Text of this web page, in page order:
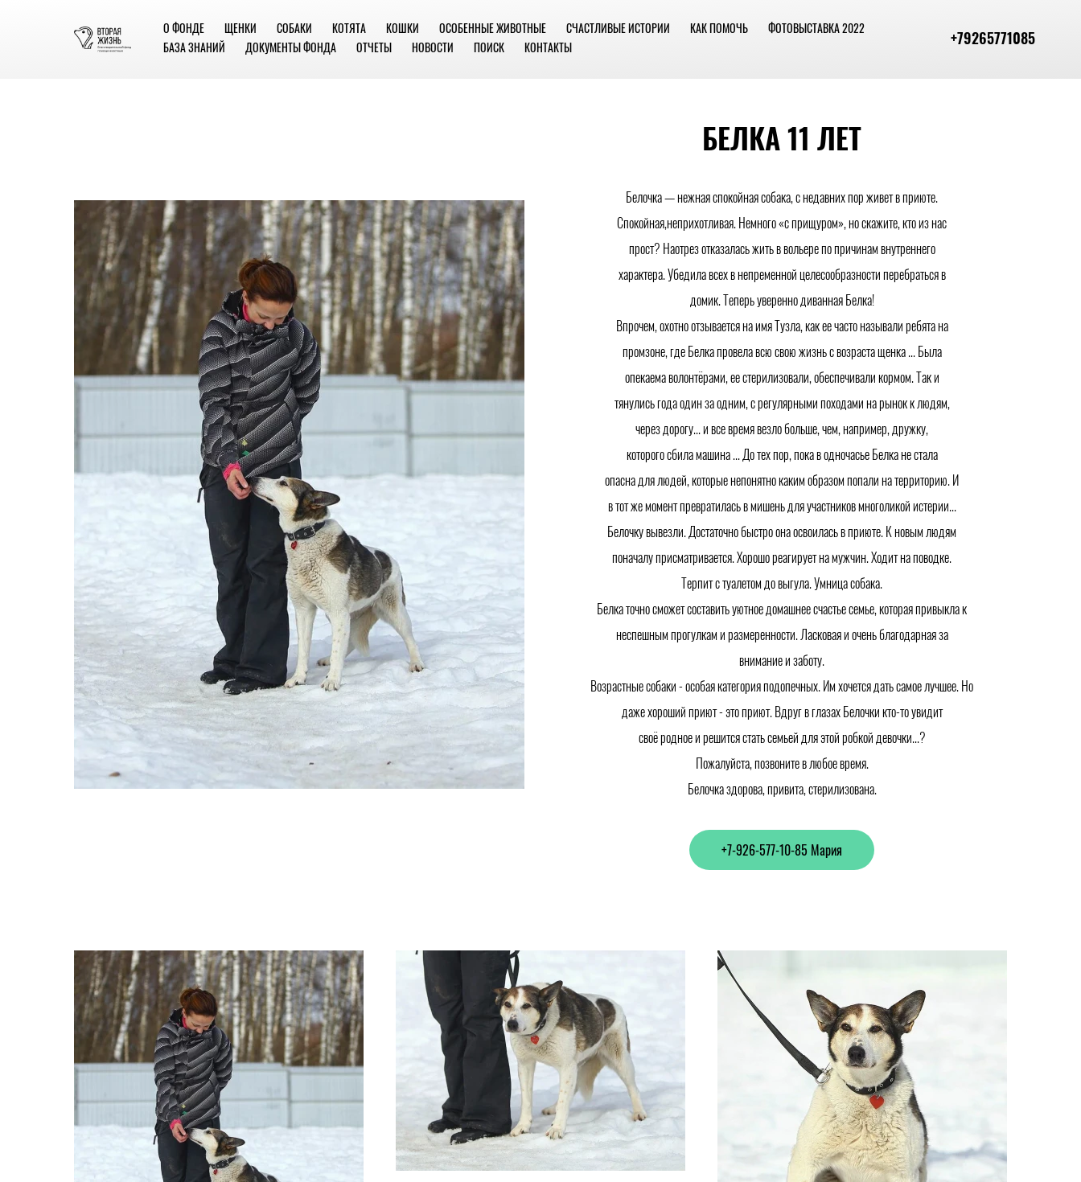
О ФОНДЕ ЩЕНКИ СОБАКИ КОТЯТА КОШКИ ОСОБЕННЫЕ ЖИВОТНЫЕ СЧАСТЛИВЫЕ ИСТОРИИ КАК ПОМОЧЬ
ФОТОВЫСТАВКА 2022
БАЗА ЗНАНИЙ
ДОКУМЕНТЫ ФОНДА ОТЧЕТЫ НОВОСТИ ПОИСК КОНТАКТЫ +79265771085
БЕЛКА 11 ЛЕТ
Белочка — нежная спокойная собака, с недавних пор живет в приюте.
Спокойная,неприхотливая. Немного «с прищуром», но скажите, кто из нас
прост? Наотрез отказалась жить в вольере по причинам внутреннего
характера. Убедила всех в непременной целесообразности перебраться в
домик. Теперь уверенно диванная Белка!
Впрочем, охотно отзывается на имя Тузла, как ее часто называли ребята на
промзоне, где Белка провела всю свою жизнь с возраста щенка ... Была
опекаема волонтёрами, ее стерилизовали, обеспечивали кормом. Так и
тянулись года один за одним, с регулярными походами на рынок к людям,
через дорогу... и все время везло больше, чем, например, дружку,
которого сбила машина ... До тех пор, пока в одночасье Белка не стала
опасна для людей, которые непонятно каким образом попали на территорию. И
в тот же момент превратилась в мишень для участников многоликой истерии...
Белочку вывезли. Достаточно быстро она освоилась в приюте. К новым людям
поначалу присматривается. Хорошо реагирует на мужчин. Ходит на поводке.
Терпит с туалетом до выгула. Умница собака.
Белка точно сможет составить уютное домашнее счастье семье, которая привыкла к
неспешным прогулкам и размеренности. Ласковая и очень благодарная за
внимание и заботу.
Возрастные собаки - особая категория подопечных. Им хочется дать самое лучшее. Но
даже хороший приют - это приют. Вдруг в глазах Белочки кто-то увидит
своё родное и решится стать семьей для этой робкой девочки...?
Пожалуйста, позвоните в любое время.
Белочка здорова, привита, стерилизована.
+7-926-577-10-85 Мария